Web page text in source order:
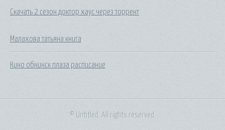
Скачать 2 сезон доктор хаус через торрент
Малахова татьяна книга
Кино обнинск плаза расписание
© Untitled. All rights reserved.